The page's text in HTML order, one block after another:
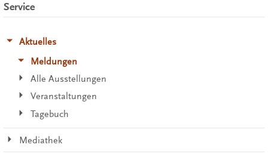
Service
Aktuelles
Meldungen
Alle Ausstellungen
Veranstaltungen
Tagebuch
Mediathek